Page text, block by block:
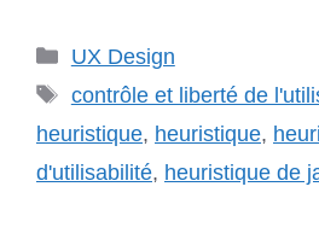
Catégories
UX Design
Étiquettes
contrôle et liberté de
heuristique, heuristique,
d'utilisabilité, heuristique de